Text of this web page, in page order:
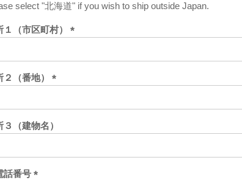
select "北海道" if you wish to ship outside Japan.
１（市区町村）
須)
２（番地）
須)
３（建物名）
話番号